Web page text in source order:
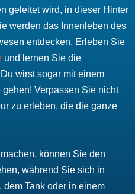
geleitet wird, in dieser Hinter
werden das Innenleben des
entdecken. Erleben Sie
und lernen Sie die
wirst sogar mit einem
Verpassen Sie nicht
zu erleben, die die ganze
können Sie den
während Sie sich in
Tank oder in einem